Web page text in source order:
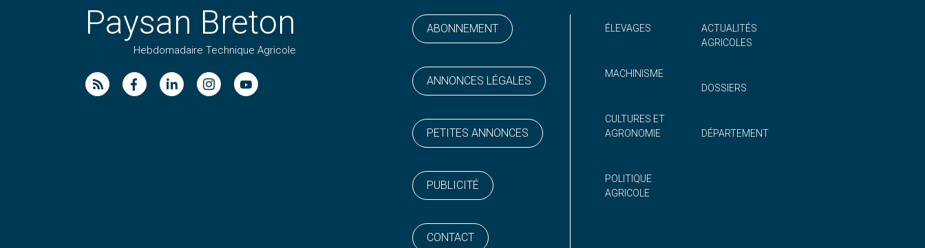
Paysan Breton
Hebdomadaire Technique Agricole
ABONNEMENT
ANNONCES LÉGALES
PETITES ANNONCES
PUBLICITÉ
CONTACT
ÉLEVAGES
MACHINISME
CULTURES ET
AGRONOMIE
POLITIQUE
AGRICOLE
ACTUALITÉS
AGRICOLES
DOSSIERS
DÉPARTEMENT